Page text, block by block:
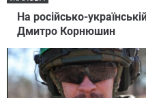
На російсько-
Дмитро Корнюшин